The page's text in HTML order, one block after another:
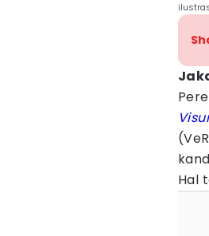
Hal